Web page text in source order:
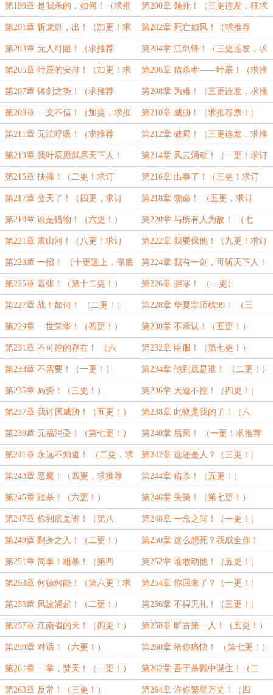
荐票！）
第199章 是我杀的，如何！（求推
荐票！）
第200章 领死！（三更连发，狂求
推荐票！）
第201章 斩龙剑，出！（加更！求
推荐票！）
第202章 死亡如风！（求推荐
票！）
第203章 无人可阻！（求推荐
票！）
第204章 江剑锋！（三更连发，求
推荐票！）
第205章 叶辰的安排！（加更！求
推荐票！）
第206章 猎杀者——叶辰！（求推
荐票！）
第207章 铸剑之势！（求推荐
票！）
第208章 为难！（三更连发，求推
荐票！）
第209章 一文不值！（加更，求推
荐票！）
第210章 威胁！（求推荐票！）
第211章 无法呼吸！（求推荐
票！）
第212章 破局！（三更连发，求推
荐票！）
第213章 我叶辰愿弑尽天下人！
（加更！）
第214章 风云涌动！（一更！求订
阅！）
第215章 抉择！（二更！求订
阅！）
第216章 出事了！（三更！求订
阅！）
第217章 变天了！（四更，求订
阅！）
第218章 饶命！ （五更，求订
阅！）
第219章 谁是猎物！（六更！） 第220章 与所有人为敌！ （七
更！）
第221章 震山河！（八更！求订
阅！）
第222章 我要保他！（九更！求订
阅！）
第223章 一招！ （十更送上，保底
完成！）
第224章 我有一剑，可斩天下人！
（第十一更！求订阅！）
第225章 嚣张！（第十二更！） 第226章 胆寒！ （一更）
第227章 战！如何！ （二更！） 第228章 华夏宗师榜99！ （三
更！）
第229章 一世荣华！（四更！） 第230章 不承认！（五更！）
第231章 不可控的存在！ （六
更！）
第232章 臣服！（第七更！）
第233章 不需要！（一更！） 第234章 他到底是谁！ （二更！）
第235章 局势！（三更！） 第236章 天道不控！（四更！）
第237章 我讨厌威胁！（五更！） 第238章 此物是我的了！（六
更！）
第239章 无福消受！（第七更！） 第240章 后果！ （一更！求推荐
票！）
第241章 永远不知道！ （二更，求
推荐票！）
第242章 这还是人？（三更！）
第243章 恶魔！（四更，求推荐
票！）
第244章 猎杀！（五更！）
第245章 踏杀！（六更！） 第246章 失策！（第七更！）
第247章 你到底是谁！（第八
更！）
第248章 一念之间！（一更！）
第249章 翻身之人！（二更！） 第250章 这么想死？我成全你！
（三更！）
第251章 简单！粗暴！（第四
更！）
第252章 谁敢动他！（五更！）
第253章 何德何能！（第六更！求
推荐票）
第254章 你回来了？（一更！）
第255章 风波涌起！（二更！） 第256章 不得无礼！（三更！）
第257章 江南省的天！（四更！） 第258章 旷古第一人！（五更！）
第259章 对话！（六更！） 第260章 给你痛快！ （第七更！）
第261章 一掌，焚天！（一更！） 第262章 吾于杀戮中诞生！（二
更！）
第263章 反常！（三更！） 第264章 许你繁星万丈！（四